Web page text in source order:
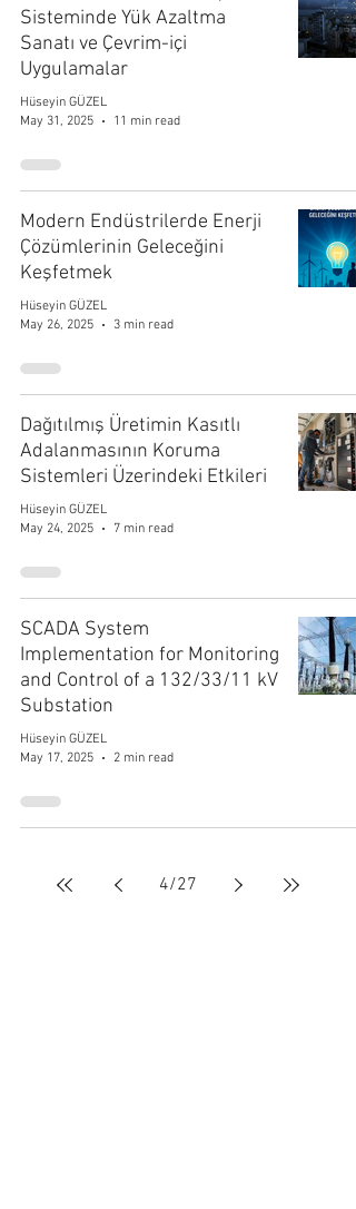
Sisteminde Yük Azaltma
Sanatı ve Çevrim-içi
Uygulamalar
Hüseyin GÜZEL
May 31, 2025
11 min read
Modern Endüstrilerde Enerji
Çözümlerinin Geleceğini
Keşfetmek
Hüseyin GÜZEL
May 26, 2025
3 min read
Dağıtılmış Üretimin Kasıtlı
Adalanmasının Koruma
Sistemleri Üzerindeki Etkileri
Hüseyin GÜZEL
May 24, 2025
7 min read
SCADA System
Implementation for Monitoring
and Control of a 132/33/11 kV
Substation
Hüseyin GÜZEL
May 17, 2025
2 min read
4/27